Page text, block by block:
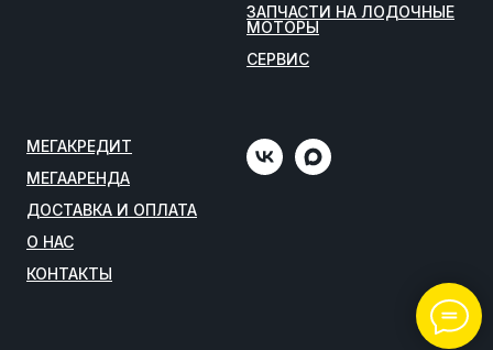
ЗАПЧАСТИ НА ЛОДОЧНЫЕ
МОТОРЫ
СЕРВИС
МЕГАКРЕДИТ
МЕГААРЕНДА
ДОСТАВКА И ОПЛАТА
О НАС
КОНТАКТЫ